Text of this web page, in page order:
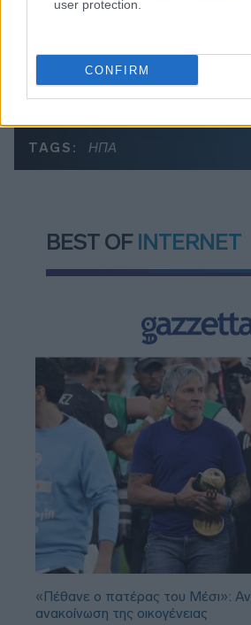
user protection.
CONFIRM
Τα ανοιχτά μέτωπα για την
TAGS: ΗΠΑ
BEST OF INTERNET
«Πέθανε ο πατέρας του Μέσι»:
ανακοίνωση της οικογένειας